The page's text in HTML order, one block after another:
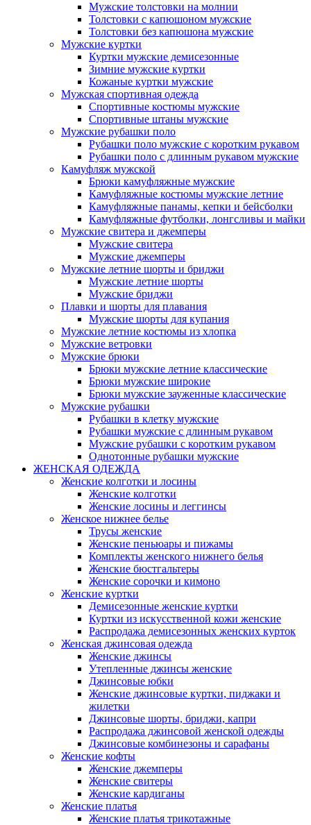
Мужские толстовки на молнии
Толстовки с капюшоном мужские
Толстовки без капюшона мужские
Мужские куртки
Куртки мужские демисезонные
Зимние мужские куртки
Кожаные куртки мужские
Мужская спортивная одежда
Спортивные костюмы мужские
Спортивные штаны мужские
Мужские рубашки поло
Рубашки поло мужские с коротким рукавом
Рубашки поло с длинным рукавом мужские
Камуфляж мужской
Брюки камуфляжные мужские
Камуфляжные костюмы мужские летние
Камуфляжные панамы, кепки и бейсболки
Камуфляжные футболки, лонгсливы и майки
Мужские свитера и джемперы
Мужские свитера
Мужские джемперы
Мужские летние шорты и бриджи
Мужские летние шорты
Мужские бриджи
Плавки и шорты для плавания
Мужские шорты для купания
Мужские летние костюмы из хлопка
Мужские ветровки
Мужские брюки
Брюки мужские летние классические
Брюки мужские широкие
Брюки мужские зауженные классические
Мужские рубашки
Рубашки в клетку мужские
Рубашки мужские с длинным рукавом
Мужские рубашки с коротким рукавом
Однотонные рубашки мужские
ЖЕНСКАЯ ОДЕЖДА
Женские колготки и лосины
Женские колготки
Женские лосины и леггинсы
Женское нижнее белье
Трусы женские
Женские пеньюары и пижамы
Комплекты женского нижнего белья
Женские бюстгальтеры
Женские сорочки и кимоно
Женские куртки
Демисезонные женские куртки
Куртки из искусственной кожи женские
Распродажа демисезонных женских курток
Женская джинсовая одежда
Женские джинсы
Утепленные джинсы женские
Джинсовые юбки
Женские джинсовые куртки, пиджаки и
жилетки
Джинсовые шорты, бриджи, капри
Распродажа джинсовой женской одежды
Джинсовые комбинезоны и сарафаны
Женские кофты
Женские джемперы
Женские свитеры
Женские кардиганы
Женские платья
Женские платья трикотажные